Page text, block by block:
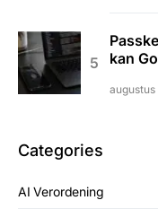
kan
augustus
Categories
AI Verordening